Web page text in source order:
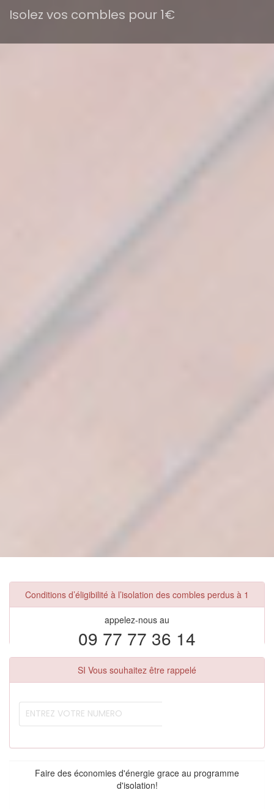
Isolez vos combles pour 1€
Conditions d’éligibilité à l’isolation des combles perdus à 1
appelez-nous au
09 77 77 36 14
SI Vous souhaitez être rappelé
Faire des économies d'énergie grace au programme
d'isolation!